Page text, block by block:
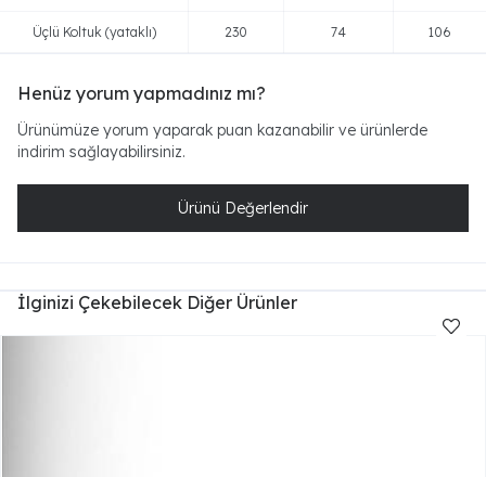
Üçlü Koltuk (yataklı) 230 74 106
Henüz yorum yapmadınız mı?
Ürünümüze yorum yaparak puan kazanabilir ve ürünlerde
indirim sağlayabilirsiniz.
Ürünü Değerlendir
İlginizi Çekebilecek Diğer Ürünler